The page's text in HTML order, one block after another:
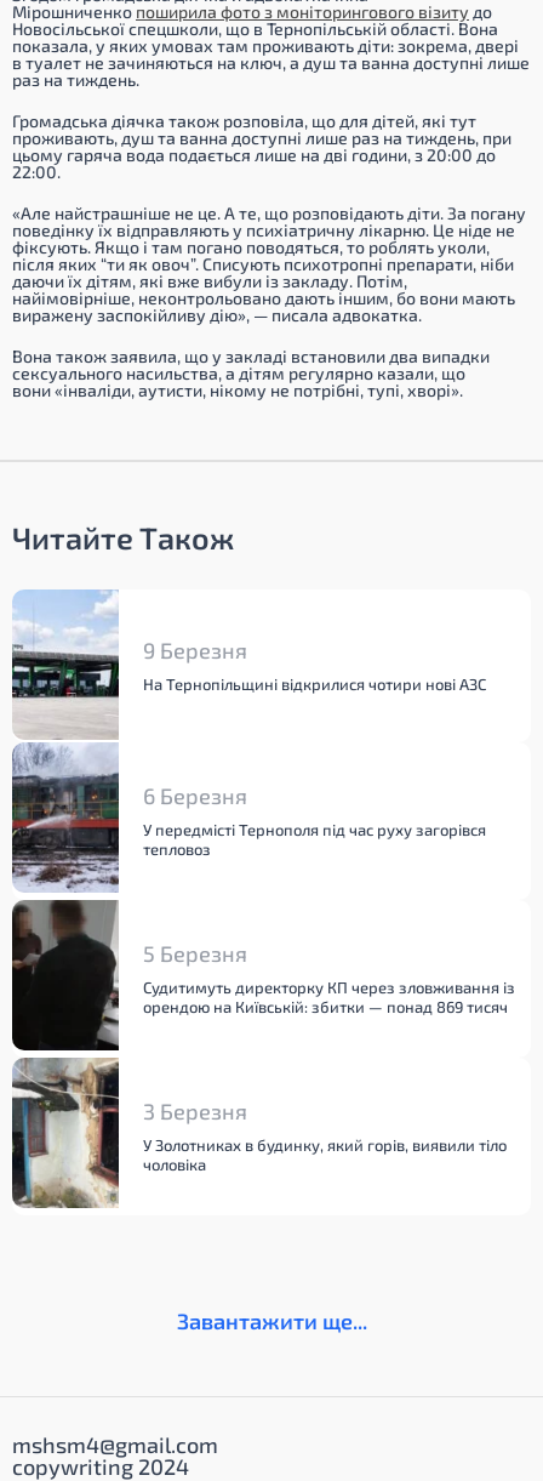
Мірошниченко поширила фото з моніторингового візиту до
Новосільської спецшколи, що в Тернопільській області. Вона
показала, у яких умовах там проживають діти: зокрема, двері
в туалет не зачиняються на ключ, а душ та ванна доступні лише
раз на тиждень.
Громадська діячка також розповіла, що для дітей, які тут
проживають, душ та ванна доступні лише раз на тиждень, при
цьому гаряча вода подається лише на дві години, з 20:00 до
22:00.
«Але найстрашніше не це. А те, що розповідають діти. За погану
поведінку їх відправляють у психіатричну лікарню. Це ніде не
фіксують. Якщо і там погано поводяться, то роблять уколи,
після яких “ти як овоч”. Списують психотропні препарати, ніби
даючи їх дітям, які вже вибули із закладу. Потім,
найімовірніше, неконтрольовано дають іншим, бо вони мають
виражену заспокійливу дію», — писала адвокатка.
Вона також заявила, що у закладі встановили два випадки
сексуального насильства, а дітям регулярно казали, що
вони«інваліди, аутисти, нікому не потрібні, тупі, хворі».
Читайте Також
9 Березня
На Тернопільщині відкрилися чотири нові АЗС
6 Березня
У передмісті Тернополя під час руху загорівся
тепловоз
5 Березня
Судитимуть директорку КП через зловживання із
орендою на Київській: збитки — понад 869 тисяч
3 Березня
У Золотниках в будинку, який горів, виявили тіло
чоловіка
Завантажити ще...
mshsm4@gmail.com
copywriting 2024